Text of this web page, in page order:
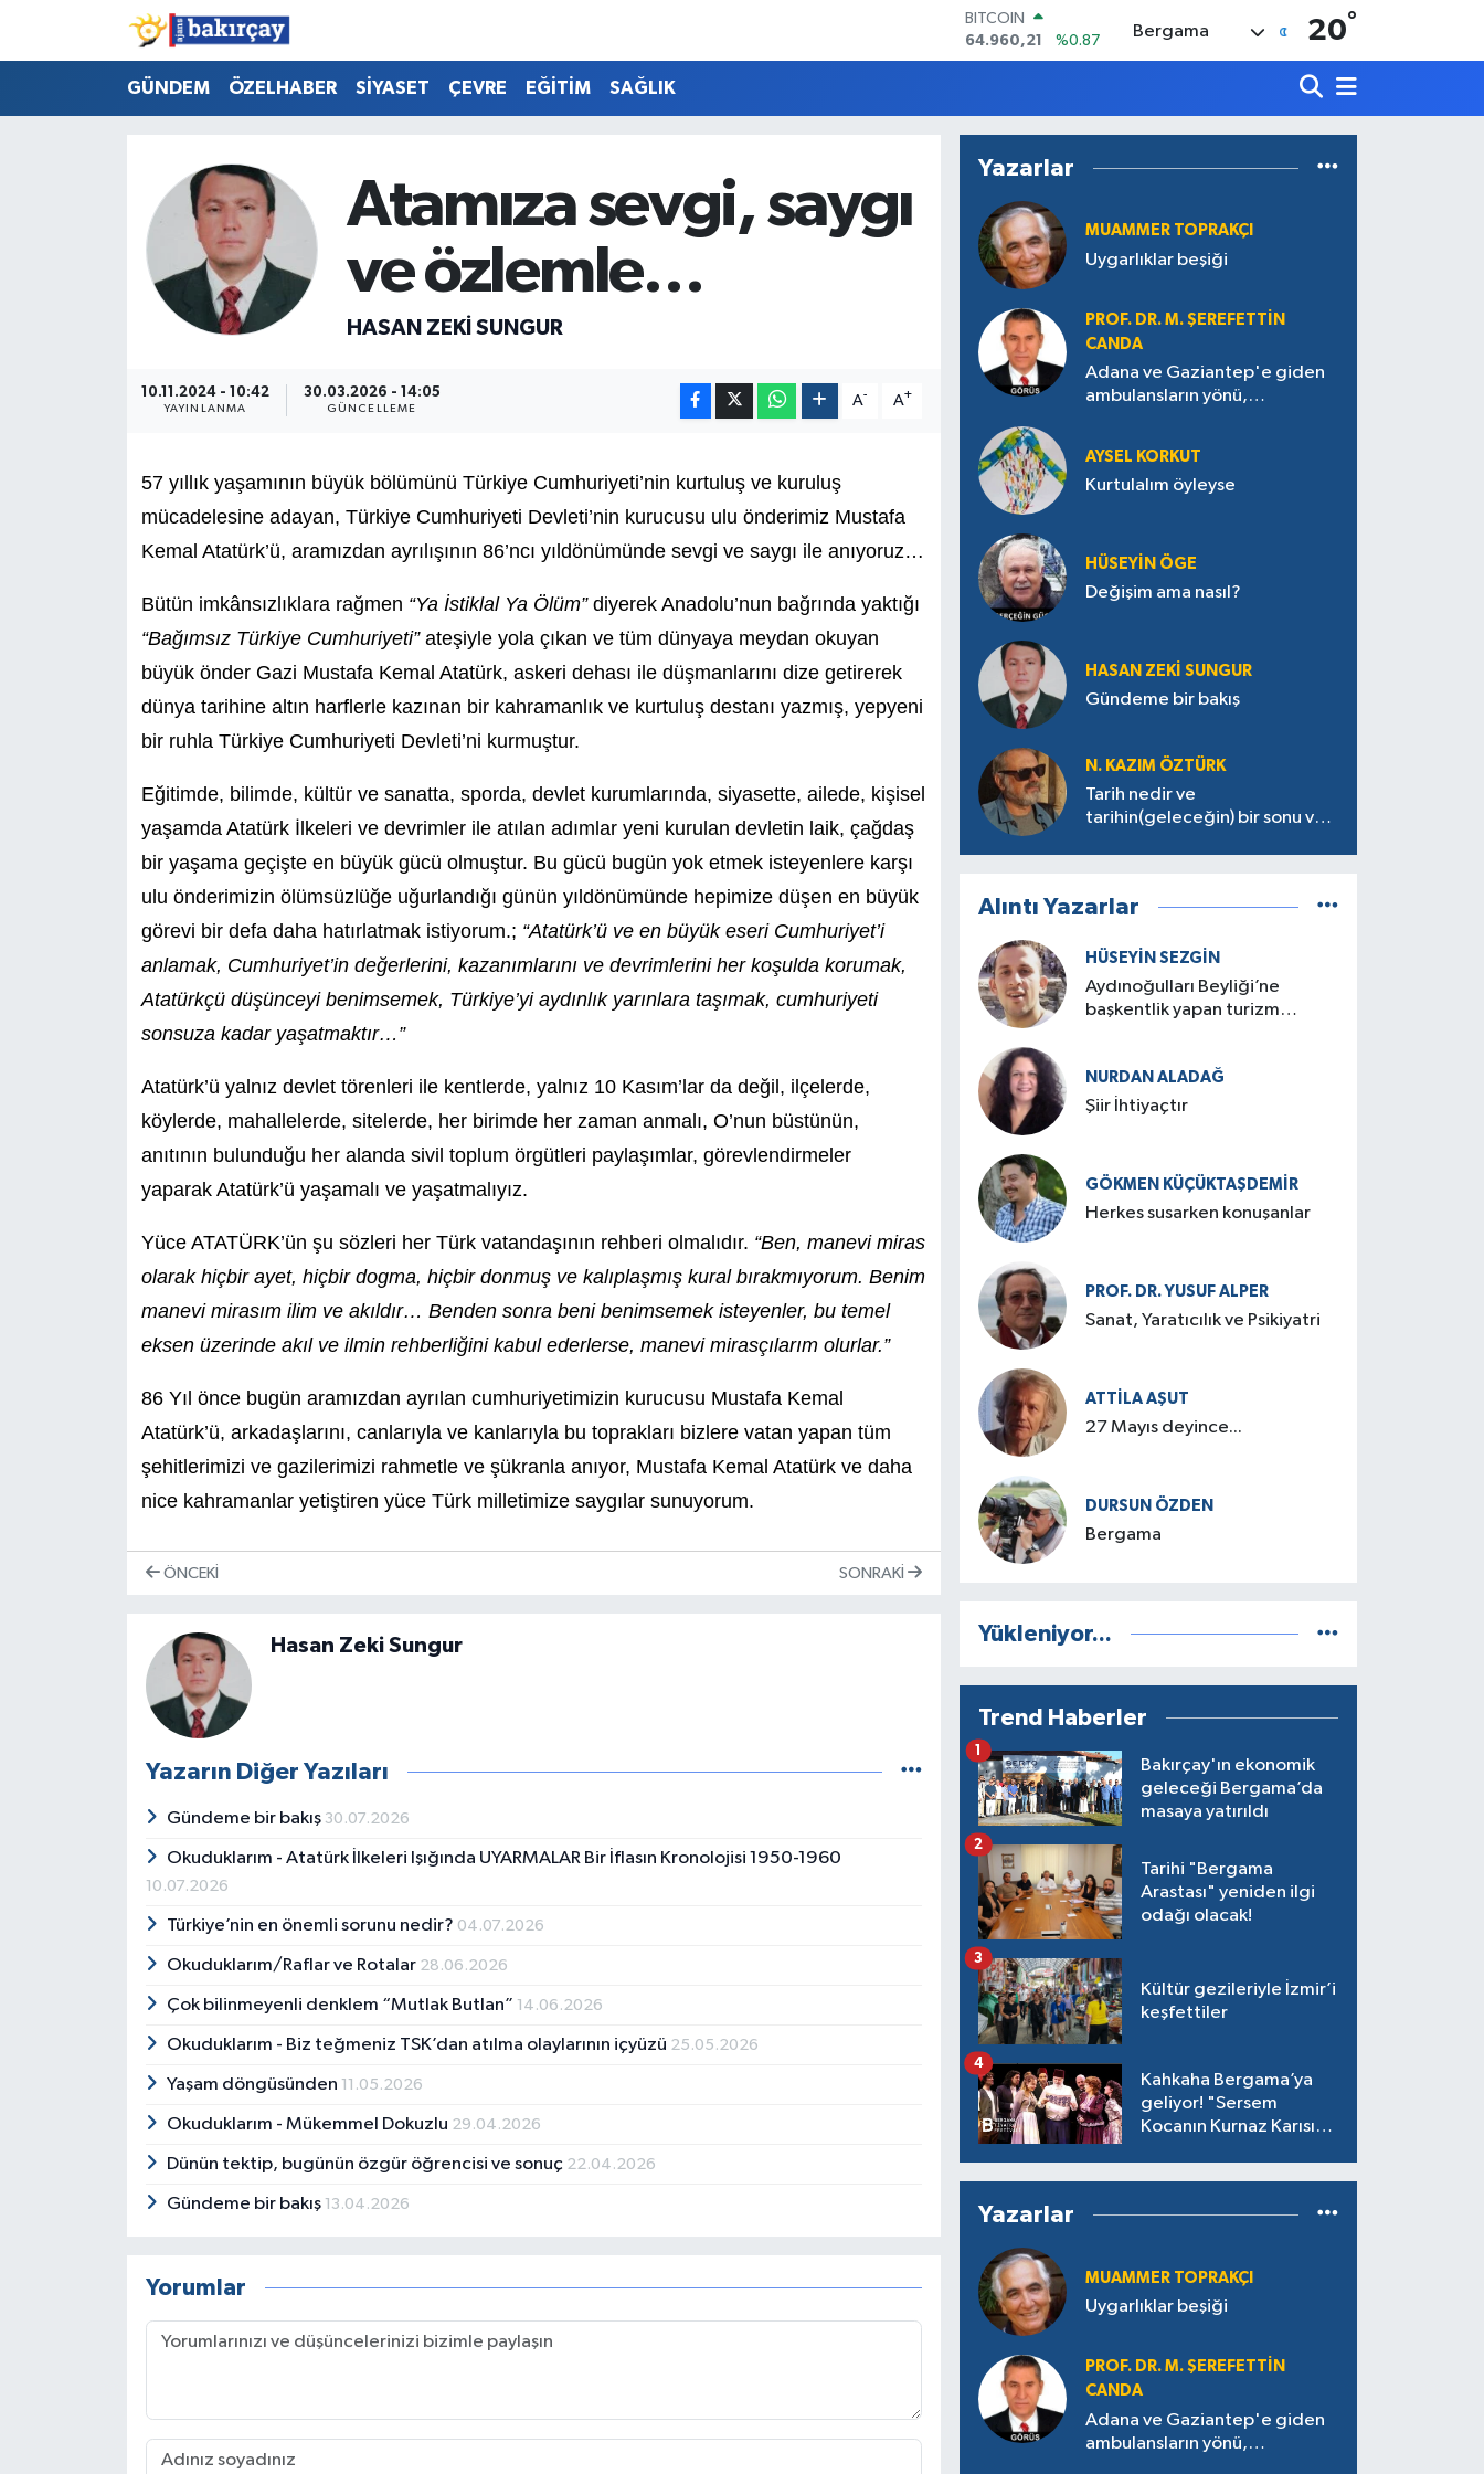
BITCOIN
64.960,21
%0.87
DOLAR
64,4811
%0.38
6660.55
%0.03
BİST100
13.779
%-14
Bergama 20°
GÜNDEM ÖZELHABER SİYASET ÇEVRE EĞİTİM SAĞLIK
Atamıza sevgi, saygı
ve özlemle…
HASAN ZEKI SUNGUR
10.11.2024 - 10:42
YAYINLANMA
30.03.2026 - 14:05
GÜNCELLEME
A- A+
57 yıllık yaşamının büyük bölümünü Türkiye Cumhuriyeti’nin kurtuluş ve kuruluş
mücadelesine adayan, Türkiye Cumhuriyeti Devleti’nin kurucusu ulu önderimiz Mustafa
Kemal Atatürk’ü, aramızdan ayrılışının 86’ncı yıldönümünde sevgi ve saygı ile anıyoruz…
Bütün imkânsızlıklara rağmen “Ya İstiklal Ya Ölüm” diyerek Anadolu’nun bağrında yaktığı
“Bağımsız Türkiye Cumhuriyeti”ateşiyle yola çıkan ve tüm dünyaya meydan okuyan
büyük önder Gazi Mustafa Kemal Atatürk, askeri dehası ile düşmanlarını dize getirerek
dünya tarihine altın harflerle kazınan bir kahramanlık ve kurtuluş destanı yazmış, yepyeni
bir ruhla Türkiye Cumhuriyeti Devleti’ni kurmuştur.
Eğitimde, bilimde, kültür ve sanatta, sporda, devlet kurumlarında, siyasette, ailede, kişisel
yaşamda Atatürk İlkeleri ve devrimler ile atılan adımlar yeni kurulan devletin laik, çağdaş
bir yaşama geçişte en büyük gücü olmuştur. Bu gücü bugün yok etmek isteyenlere karşı
ulu önderimizin ölümsüzlüğe uğurlandığı günün yıldönümünde hepimize düşen en büyük
görevi bir defa daha hatırlatmak istiyorum.; “Atatürk’ü ve en büyük eseri Cumhuriyet’i
anlamak, Cumhuriyet’in değerlerini, kazanımlarını ve devrimlerini her koşulda korumak,
Atatürkçü düşünceyi benimsemek, Türkiye’yi aydınlık yarınlara taşımak, cumhuriyeti
sonsuza kadar yaşatmaktır…”
Atatürk’ü yalnız devlet törenleri ile kentlerde, yalnız 10 Kasım’lar da değil, ilçelerde,
köylerde, mahallelerde, sitelerde, her birimde her zaman anmalı, O’nun büstünün,
anıtının bulunduğu her alanda sivil toplum örgütleri paylaşımlar, görevlendirmeler
yaparak Atatürk’ü yaşamalı ve yaşatmalıyız.
Yüce ATATÜRK’ün şu sözleri her Türk vatandaşının rehberi olmalıdır. “Ben, manevi miras
olarak hiçbir ayet, hiçbir dogma, hiçbir donmuş ve kalıplaşmış kural bırakmıyorum. Benim
manevi mirasım ilim ve akıldır… Benden sonra beni benimsemek isteyenler, bu temel
eksen üzerinde akıl ve ilmin rehberliğini kabul ederlerse, manevi mirasçılarım olurlar.”
86 Yıl önce bugün aramızdan ayrılan cumhuriyetimizin kurucusu Mustafa Kemal
Atatürk’ü, arkadaşlarını, canlarıyla ve kanlarıyla bu toprakları bizlere vatan yapan tüm
şehitlerimizi ve gazilerimizi rahmetle ve şükranla anıyor, Mustafa Kemal Atatürk ve daha
nice kahramanlar yetiştiren yüce Türk milletimize saygılar sunuyorum.
ÖNCEKI SONRAKI
Hasan Zeki Sungur
Yazarın Diğer Yazıları
Gündeme bir bakış 30.07.2026
Okuduklarım - Atatürk İlkeleri Işığında UYARMALAR Bir İflasın Kronolojisi 1950-1960
10.07.2026
Türkiye’nin en önemli sorunu nedir? 04.07.2026
Okuduklarım/Raflar ve Rotalar 28.06.2026
Çok bilinmeyenli denklem “Mutlak Butlan” 14.06.2026
Okuduklarım - Biz teğmeniz TSK’dan atılma olaylarının içyüzü 25.05.2026
Yaşam döngüsünden 11.05.2026
Okuduklarım - Mükemmel Dokuzlu 29.04.2026
Dünün tektip, bugünün özgür öğrencisi ve sonuç 22.04.2026
Gündeme bir bakış 13.04.2026
Yorumlar
Yazarlar
MUAMMER TOPRAKÇI
Uygarlıklar beşiği
PROF. DR. M. ŞEREFETTIN
CANDA
Adana ve Gaziantep'e giden
ambulansların yönü,
AYSEL KORKUT
Kurtulalım öyleyse
HÜSEYIN ÖGE
Değişim ama nasıl?
HASAN ZEKI SUNGUR
Gündeme bir bakış
N. KAZIM ÖZTÜRK
Tarih nedir ve
tarihin(geleceğin) bir sonu var
Alıntı Yazarlar
HÜSEYIN SEZGIN
Aydınoğulları Beyliği’ne
başkentlik yapan turizm
NURDAN ALADAĞ
Şiir İhtiyaçtır
GÖKMEN KÜÇÜKTAŞDEMIR
Herkes susarken konuşanlar
PROF. DR. YUSUF ALPER
Sanat, Yaratıcılık ve Psikiyatri
ATTILA AŞUT
27 Mayıs deyince...
DURSUN ÖZDEN
Bergama
Yükleniyor...
Trend Haberler
Bakırçay'ın ekonomik
geleceği Bergama’da
masaya yatırıldı
1
Tarihi "Bergama
Arastası" yeniden ilgi
odağı olacak!
2
Kültür gezileriyle İzmir’i
keşfettiler
3
Kahkaha Bergama’ya
geliyor! "Sersem
Kocanın Kurnaz Karısı"
4
Yazarlar
MUAMMER TOPRAKÇI
Uygarlıklar beşiği
PROF. DR. M. ŞEREFETTIN
CANDA
Adana ve Gaziantep'e giden
ambulansların yönü,
İzmir Nöbetçi Eczaneler
İzmir Namaz Vakitleri
İzmir Trafik Yoğunluk Haritası
Süper Lig Puan Durumu ve Fikstür
Haber Arşivi